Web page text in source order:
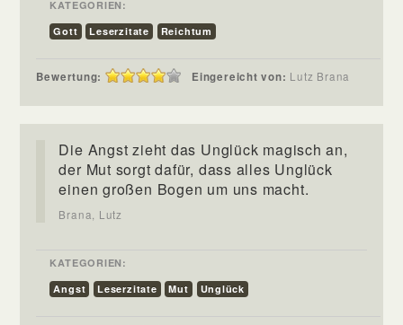
KATEGORIEN:
Gott
Leserzitate Reichtum
Bewertung: Eingereicht von: Lutz Brana
Die Angst zieht das Unglück magisch an,
der Mut sorgt dafür, dass alles Unglück
einen großen Bogen um uns macht.
Brana, Lutz
KATEGORIEN:
Angst
Leserzitate Mut Unglück